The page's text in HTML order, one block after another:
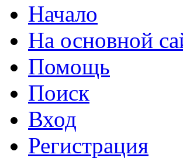
Начало
На основной
Помощь
Поиск
Вход
Регистрация